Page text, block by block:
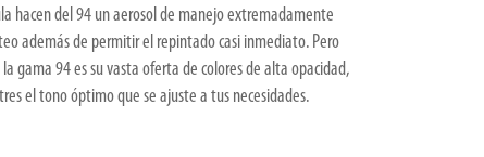
hacen del 94 un aerosol de manejo extremadamente
además de permitir el repintado casi inmediato. Pero
gama 94 es su vasta oferta de colores de alta opacidad,
el tono óptimo que se ajuste a tus necesidades.